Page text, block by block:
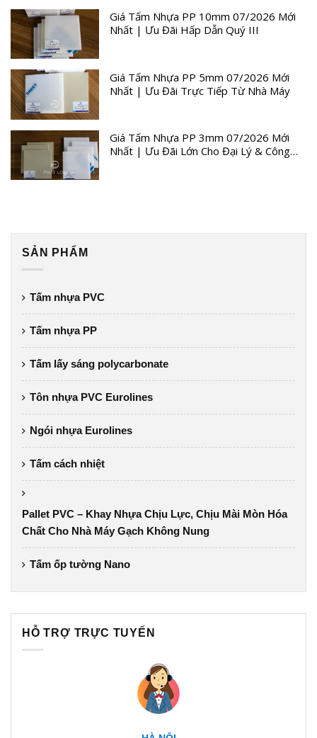
Giá Tấm Nhựa PP 10mm 07/2026 Mới
Nhất | Ưu Đãi Hấp Dẫn Quý III
Giá Tấm Nhựa PP 5mm 07/2026 Mới
Nhất | Ưu Đãi Trực Tiếp Từ Nhà Máy
Giá Tấm Nhựa PP 3mm 07/2026 Mới
Nhất | Ưu Đãi Lớn Cho Đại Lý & Công
SẢN PHẨM
Tấm nhựa PVC
Tấm nhựa PP
Tấm lấy sáng polycarbonate
Tôn nhựa PVC Eurolines
Ngói nhựa Eurolines
Tấm cách nhiệt
Pallet PVC – Khay Nhựa Chịu Lực, Chịu Mài Mòn Hóa
Chất Cho Nhà Máy Gạch Không Nung
Tấm ốp tường Nano
HỖ TRỢ TRỰC TUYẾN